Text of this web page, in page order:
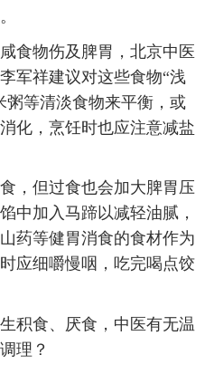
食物伤及脾胃，北京中医
军祥建议对这些食物“浅
粥等清淡食物来平衡，或
化，烹饪时也应注意减盐
，但过食也会加大脾胃压
中加入马蹄以减轻油腻，
药等健胃消食的食材作为
应细嚼慢咽，吃完喝点饺
积食、厌食，中医有无温
理？